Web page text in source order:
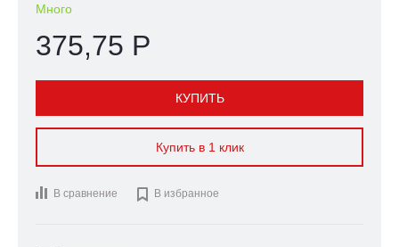
Много
375,75 Р
КУПИТЬ
Купить в 1 клик
В сравнение  В избранное